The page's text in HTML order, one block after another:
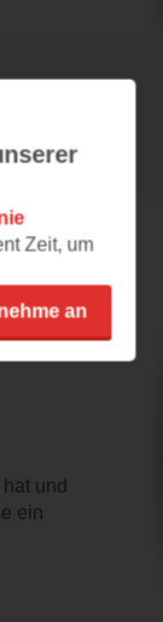
und
ein
Zeit, um
an